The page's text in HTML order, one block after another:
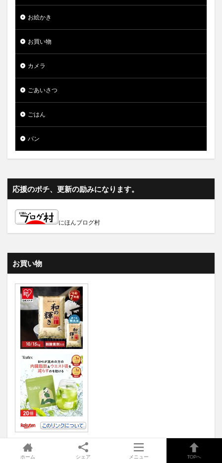
お絵かき
お買い物
カメラ
ごあいさつ
ごはん
パン
応援のポチ、更新の励みになります。
にほんブログ村
お買い物
ホーム シェア メニュー TOPへ